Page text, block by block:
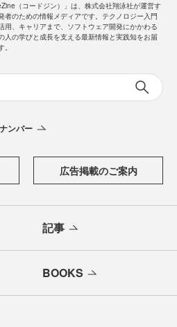
（コードジン）」は、株式会社翔泳社が運営す
者のための情報メディアです。テクノロジー入門
用、キャリアまで、ソフトウェア開発にかかわる
人の学びと成長を支える最新情報と実践知をお届
ンバー
広告掲載のご案内
記事
BOOKS